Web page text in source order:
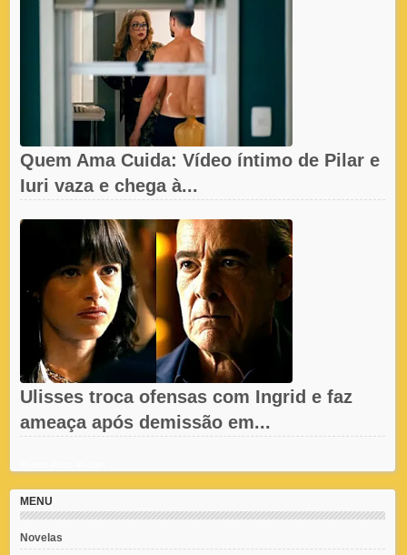
Quem Ama Cuida: Vídeo íntimo de Pilar e
Iuri vaza e chega à...
Ulisses troca ofensas com Ingrid e faz
ameaça após demissão em...
MENU
Novelas